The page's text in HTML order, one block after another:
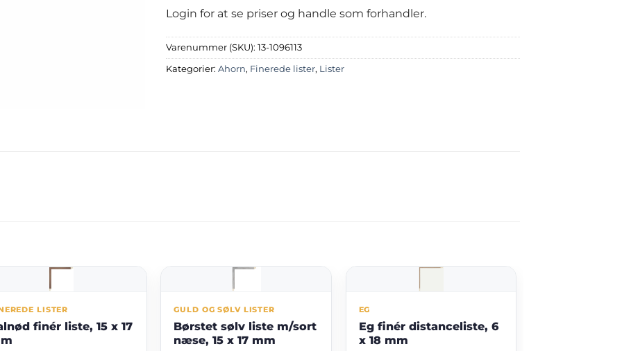
Login for at se priser og handle som forhandler.
Varenummer (SKU): 13-1096113
Kategorier: Ahorn, Finerede lister, Lister
LISTER
finér liste, 15 x 17
GULD OG SØLV LISTER
Børstet sølv liste m/sort
næse, 15 x 17 mm
EG
Eg finér distanceliste, 6
x 18 mm